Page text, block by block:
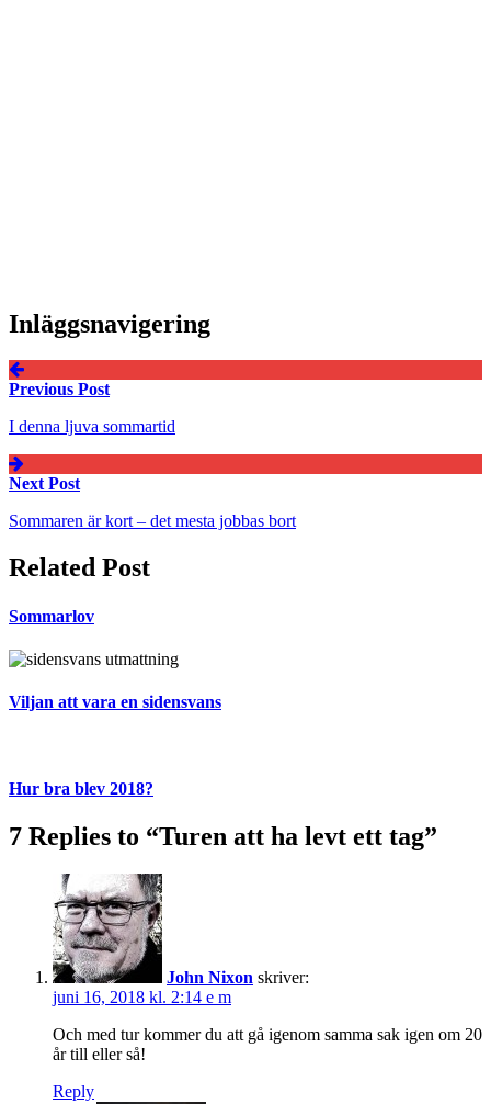
Inläggsnavigering
Previous Post
I denna ljuva sommartid
Next Post
Sommaren är kort – det mesta jobbas bort
Related Post
Sommarlov
Viljan att vara en sidensvans
Hur bra blev 2018?
7 Replies to “Turen att ha levt ett tag”
John Nixon skriver:
juni 16, 2018 kl. 2:14 e m
Och med tur kommer du att gå igenom samma sak igen om 20
år till eller så!
Reply